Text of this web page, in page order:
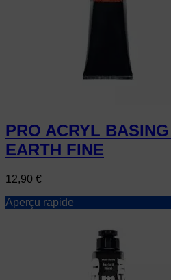
PRO ACRYL
EARTH FINE
Prix
12,90 €
Aperçu rapide